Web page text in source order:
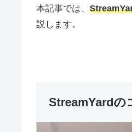
本記事では、
説します。
StreamYardの